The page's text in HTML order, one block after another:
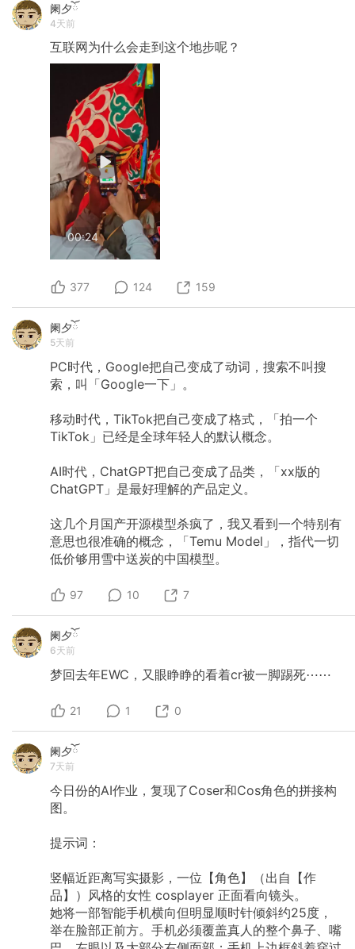
阑夕ོ
4天前
互联网为什么会走到这个地步呢？
00:24
377 124 159
阑夕ོ
5天前
PC时代，Google把自己变成了动词，搜索不叫搜
索，叫「Google一下」。
移动时代，TikTok把自己变成了格式，「拍一个
TikTok」已经是全球年轻人的默认概念。
AI时代，ChatGPT把自己变成了品类，「xx版的
ChatGPT」是最好理解的产品定义。
这几个月国产开源模型杀疯了，我又看到一个特别有
意思也很准确的概念，「Temu Model」，指代一切
低价够用雪中送炭的中国模型。
97 10 7
阑夕ོ
6天前
梦回去年EWC，又眼睁睁的看着cr被一脚踢死⋯⋯
21 1 0
阑夕ོ
7天前
今日份的AI作业，复现了Coser和Cos角色的拼接构
图。
提示词：
竖幅近距离写实摄影，一位【角色】（出自【作
品】）风格的女性 cosplayer 正面看向镜头。
她将一部智能手机横向但明显顺时针倾斜约25度，
举在脸部正前方。手机必须覆盖真人的整个鼻子、嘴